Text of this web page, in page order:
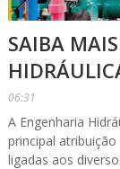
SAIBA
06:31
A Engenharia
principal
ligadas aos